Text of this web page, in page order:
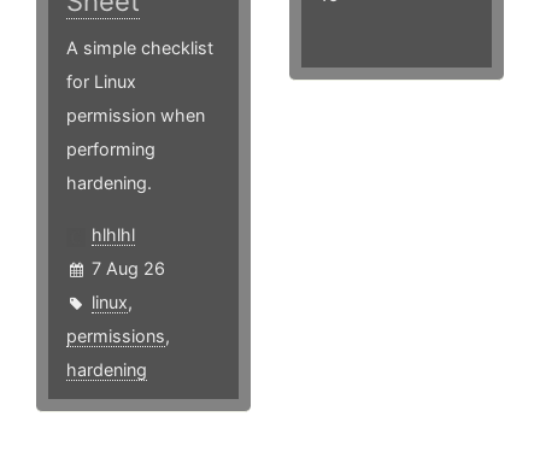
A simple checklist
for Linux
permission when
performing
hardening.
hlhlhl
7 Aug 26
linux,
permissions,
hardening